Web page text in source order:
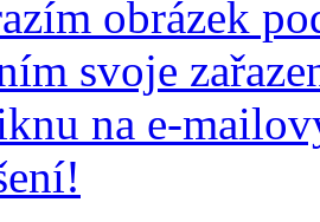
obrázek
svoje
na e-